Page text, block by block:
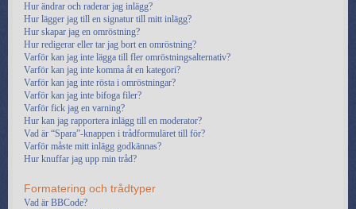
Hur ändrar och raderar jag inlägg?
Hur lägger jag till en signatur till mitt inlägg?
Hur skapar jag en omröstning?
Hur redigerar eller tar jag bort en omröstning?
Varför kan jag inte lägga till fler omröstningsalternativ?
Varför kan jag inte komma åt en kategori?
Varför kan jag inte rösta i omröstningar?
Varför kan jag inte bifoga filer?
Varför fick jag en varning?
Hur kan jag rapportera inlägg till en moderator?
Vad är “Spara”-knappen i trådformuläret till för?
Varför måste mitt inlägg godkännas?
Hur knuffar jag upp min tråd?
Formatering och trådtyper
Vad är BBCode?